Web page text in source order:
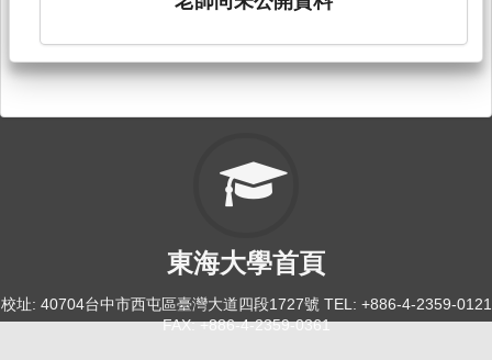
東海大學首頁
校址: 40704台中市西屯區臺灣大道四段1727號 TEL: +886-4-2359-0121
FAX: +886-4-2359-0361